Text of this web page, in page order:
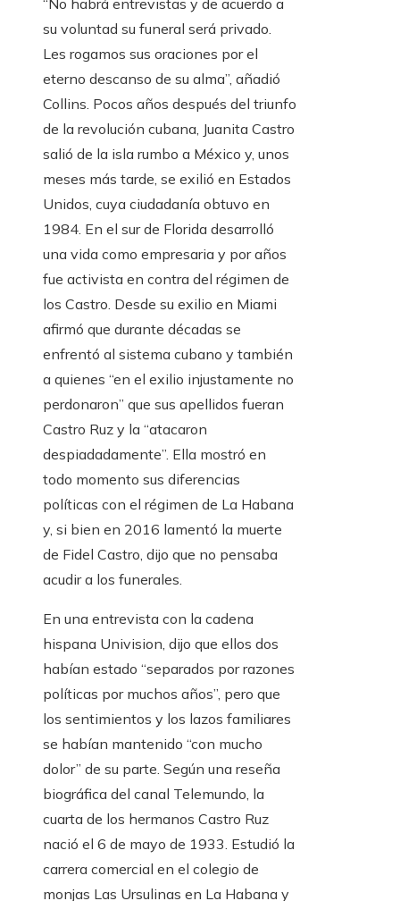
“No habrá entrevistas y de acuerdo a
su voluntad su funeral será privado.
Les rogamos sus oraciones por el
eterno descanso de su alma”, añadió
Collins. Pocos años después del triunfo
de la revolución cubana, Juanita Castro
salió de la isla rumbo a México y, unos
meses más tarde, se exilió en Estados
Unidos, cuya ciudadanía obtuvo en
1984. En el sur de Florida desarrolló
una vida como empresaria y por años
fue activista en contra del régimen de
los Castro. Desde su exilio en Miami
afirmó que durante décadas se
enfrentó al sistema cubano y también
a quienes “en el exilio injustamente no
perdonaron” que sus apellidos fueran
Castro Ruz y la “atacaron
despiadadamente”. Ella mostró en
todo momento sus diferencias
políticas con el régimen de La Habana
y, si bien en 2016 lamentó la muerte
de Fidel Castro, dijo que no pensaba
acudir a los funerales.
En una entrevista con la cadena
hispana Univision, dijo que ellos dos
habían estado “separados por razones
políticas por muchos años”, pero que
los sentimientos y los lazos familiares
se habían mantenido “con mucho
dolor” de su parte. Según una reseña
biográfica del canal Telemundo, la
cuarta de los hermanos Castro Ruz
nació el 6 de mayo de 1933. Estudió la
carrera comercial en el colegio de
monjas Las Ursulinas en La Habana y